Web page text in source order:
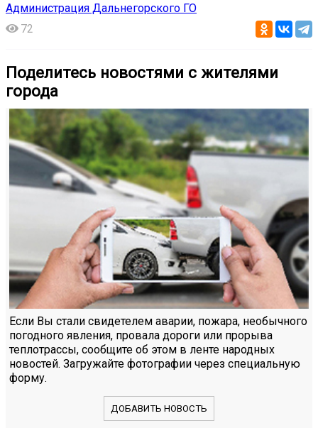
Администрация Дальнегорского ГО
72
Поделитесь новостями с жителями
города
Если Вы стали свидетелем аварии, пожара, необычного
погодного явления, провала дороги или прорыва
теплотрассы, сообщите об этом в ленте народных
новостей. Загружайте фотографии через специальную
форму.
ДОБАВИТЬ НОВОСТЬ